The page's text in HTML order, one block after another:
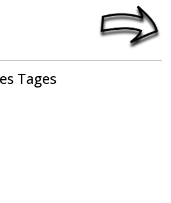
Tages